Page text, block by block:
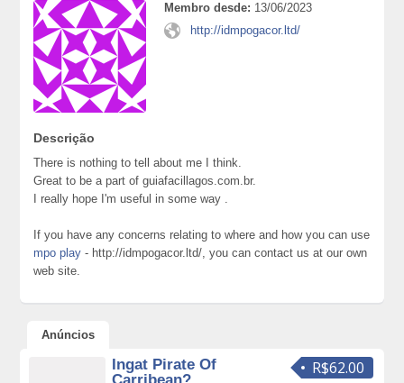
Membro desde: 13/06/2023
http://idmpogacor.ltd/
Descrição
There is nothing to tell about me I think.
Great to be a part of guiafacillagos.com.br.
I really hope I'm useful in some way .
If you have any concerns relating to where and how you can use
mpo play - http://idmpogacor.ltd/, you can contact us at our own
web site.
Anúncios
R$62.00
Ingat Pirate Of